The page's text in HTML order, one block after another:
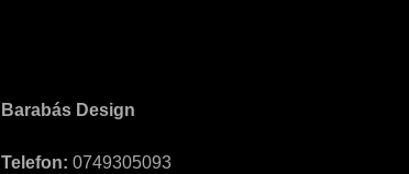
Barabás Design
Telefon: 0749305093